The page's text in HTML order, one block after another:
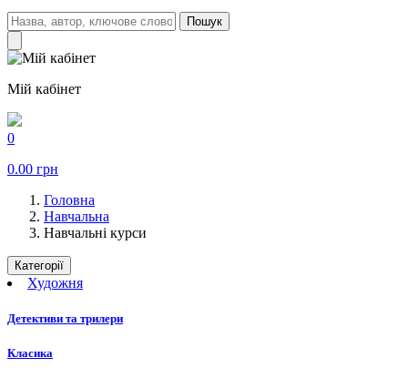
Пошук
Мій кабінет
0
0.00 грн
Головна
Навчальна
Навчальні курси
Категорії
Художня
Детективи та трилери
Класика